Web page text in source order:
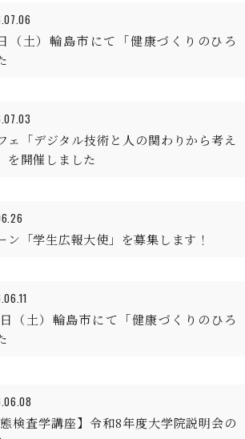
（土）輪島市にて「健康づくりのひろ
「デジタル技術と人の関わりから考え
を開催しました
ン「学生広報大使」を募集します！
（土）輪島市にて「健康づくりのひろ
検査学講座】令和8年度大学院説明会の